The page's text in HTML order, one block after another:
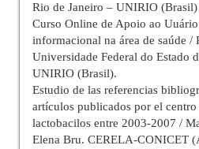
Rio de Janeiro – UNIRIO (Brasil)
Curso Online de Apoio ao
informacional na área de saúde /
Universidade Federal do Estado
UNIRIO (Brasil).
Estudio de las referencias
artículos publicados por el centro
lactobacilos entre 2003-2007 /
Elena Bru. CERELA-CONICET